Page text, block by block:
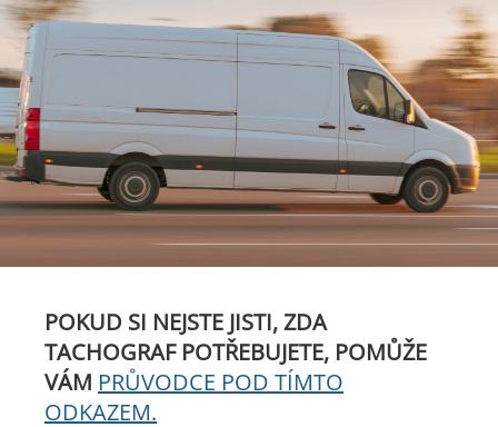
POKUD SI NEJSTE JISTI, ZDA
TACHOGRAF POTŘEBUJETE, POMŮŽE
VÁM PRŮVODCE POD TÍMTO
ODKAZEM.